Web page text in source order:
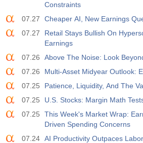
Constraints
07.27
Cheaper AI, New Earnings
07.27
Retail Stays Bullish On
Earnings
07.26
Above The Noise: Look
07.26
Multi-Asset Midyear Outlook:
07.25
Patience, Liquidity, And The
07.25
U.S. Stocks: Margin Math
07.25
This Week's Market Wrap:
Driven Spending Concerns
07.24 AI Productivity Outpaces